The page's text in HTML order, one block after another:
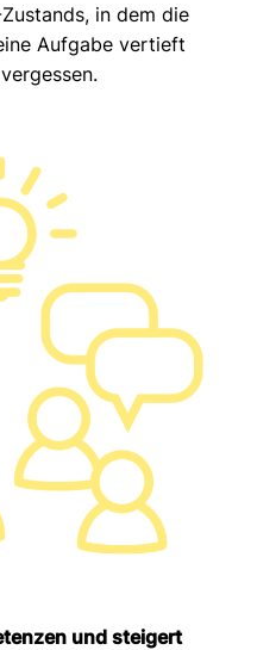
in dem die
Aufgabe vertieft
und steigert